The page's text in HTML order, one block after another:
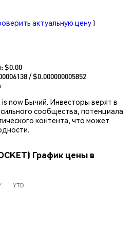
актуальную цену )
$0.00
/ $0.000000005852
now Бычий. Инвесторы верят в
сильного сообщества, потенциала
контента, что может
График цены в
YTD